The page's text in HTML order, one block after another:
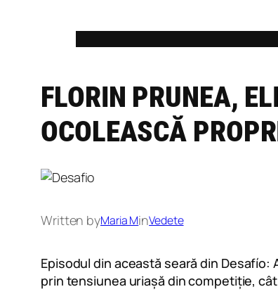
FLORIN PRUNEA,
OCOLEASCĂ
Written byMaria MinVedete
Episodul din această seară din
prin tensiunea uriașă din competiție,